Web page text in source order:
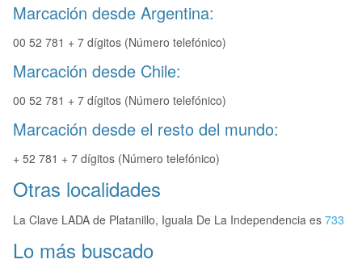
Marcación desde Argentina:
00 52 781 + 7 dígitos (Número telefónico)
Marcación desde Chile:
00 52 781 + 7 dígitos (Número telefónico)
Marcación desde el resto del mundo:
+ 52 781 + 7 dígitos (Número telefónico)
Otras localidades
La Clave LADA de Platanillo, Iguala De La Independencia es 733
Lo más buscado